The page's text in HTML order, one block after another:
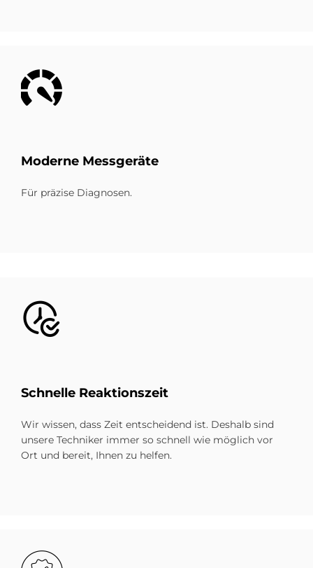
Bild
Mo­der­ne Mess­ge­räte
Für präzise Diagnosen.
Bild
Schnel­le Re­ak­ti­ons­zeit
Wir wissen, dass Zeit entscheidend ist. Deshalb sind
unsere Techniker immer so schnell wie möglich vor
Ort und bereit, Ihnen zu helfen.
Bild